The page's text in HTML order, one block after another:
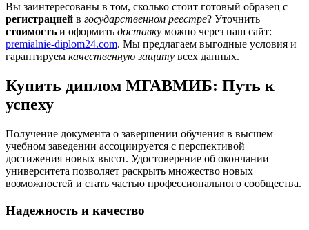
Вы заинтересованы в том, сколько стоит готовый образец с
регистрацией в государственном реестре? Уточнить
стоимость и оформить доставку можно через наш сайт:
premialnie-diplom24.com. Мы предлагаем выгодные условия и
гарантируем качественную защиту всех данных.
Купить диплом МГАВМИБ: Путь к
успеху
Получение документа о завершении обучения в высшем
учебном заведении ассоциируется с перспективой
достижения новых высот. Удостоверение об окончании
университета позволяет раскрыть множество новых
возможностей и стать частью профессионального сообщества.
Надежность и качество